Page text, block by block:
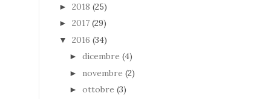
► 2018 (25)
► 2017 (29)
▼ 2016 (34)
► dicembre (4)
► novembre (2)
► ottobre (3)